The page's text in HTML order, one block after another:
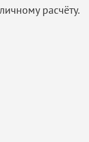
расчёту.